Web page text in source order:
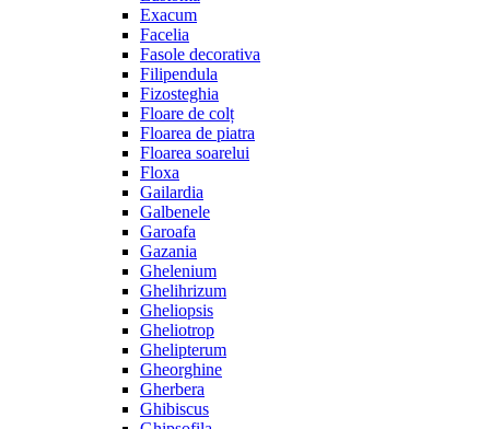
Exacum
Facelia
Fasole decorativa
Filipendula
Fizosteghia
Floare de colț
Floarea de piatra
Floarea soarelui
Floxa
Gailardia
Galbenele
Garoafa
Gazania
Ghelenium
Ghelihrizum
Gheliopsis
Gheliotrop
Ghelipterum
Gheorghine
Gherbera
Ghibiscus